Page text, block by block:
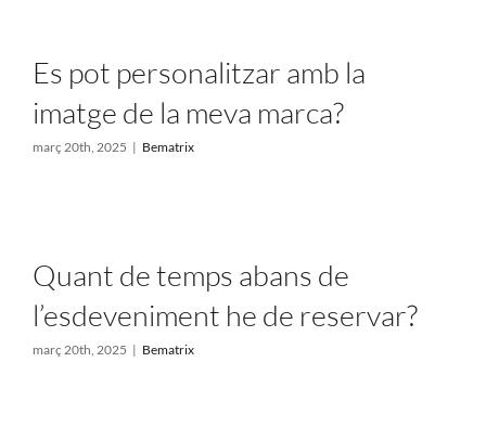
Es pot personalitzar amb la
imatge de la meva marca?
març 20th, 2025 | Bematrix
Quant de temps abans de
l’esdeveniment he de reservar?
març 20th, 2025 | Bematrix